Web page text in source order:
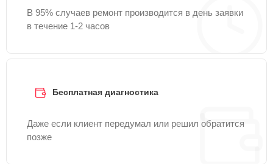
В 95% случаев ремонт производится в день заявки
в течение 1-2 часов
Бесплатная диагностика
Даже если клиент передумал или решил обратится
позже